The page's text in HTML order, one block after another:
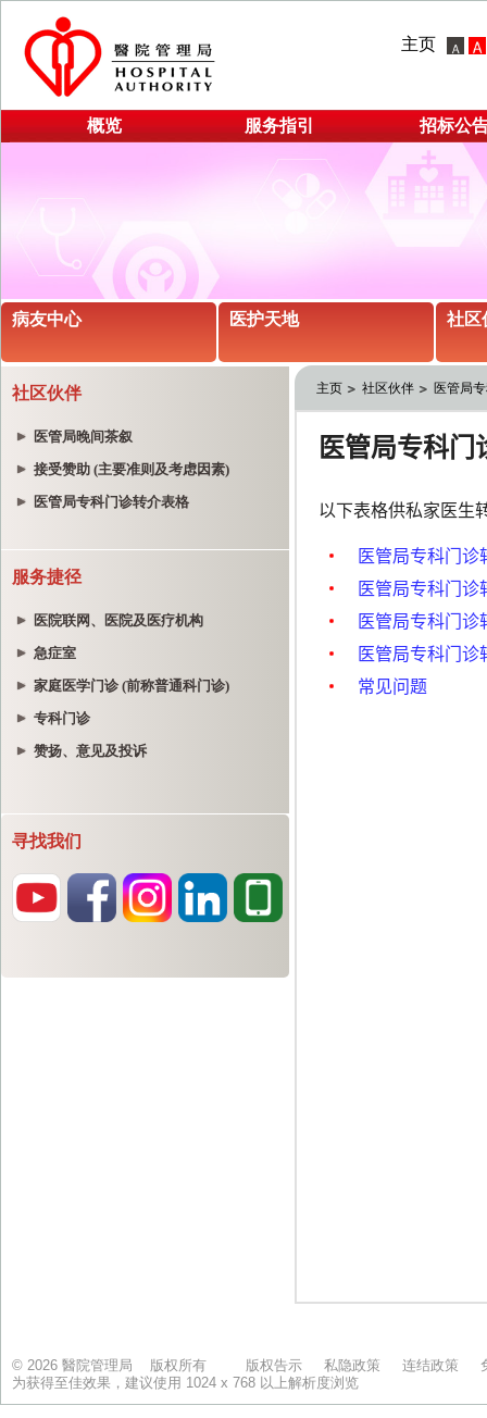
主页
概览 服务指引 招标公
病友中心 医护天地 社区
社区伙伴
医管局晚间茶叙
接受赞助 (主要准则及考虑因素)
医管局专科门诊转介表格
服务捷径
医院联网、医院及医疗机构
急症室
家庭医学门诊 (前称普通科门诊)
专科门诊
赞扬、意见及投诉
寻找我们
主页 社区伙伴 医管局
© 2026 醫院管理局 版权所有 版权告示 私隐政策 连结政策
为获得至佳效果，建议使用 1024 x 768 以上解析度浏览